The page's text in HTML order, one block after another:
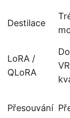
Destilace
LoRA /
QLoRA
Přesouvání